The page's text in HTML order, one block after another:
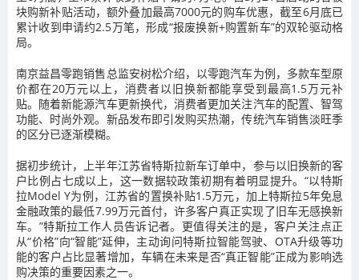
块购新补贴活动，额外叠加最高7000元的购车优惠，截至6月底已
累计收到申请约2.5万笔，形成“报废换新+购置新车”的双轮驱动格
局。
南京益昌零跑销售总监安树松介绍，以零跑汽车为例，多款车型原
价都在20万元以上，消费者以旧换新都能享受到最高1.5万元补
贴。随着新能源汽车更新换代，消费者更加关注汽车的配置、智驾
功能、时尚外观。新品发布即引发购买热潮，传统汽车销售淡旺季
的区分已逐渐模糊。
据初步统计，上半年江苏省特斯拉新车订单中，参与以旧换新的客
户比例占七成以上，这一数据较政策初期有着明显提升。“以特斯
拉Model Y为例，江苏省的置换补贴1.5万元，加上特斯拉5年免息
金融政策的最低7.99万元首付，许多客户真正实现了旧车无感换新
车。”特斯拉工作人员告诉记者。更值得关注的是，客户关注点正
从“价格”向“智能”延伸，主动询问特斯拉智能驾驶、OTA升级等功
能的客户占比显著增加，车辆在未来是否“真正智能”正成为影响选
购决策的重要因素之一。